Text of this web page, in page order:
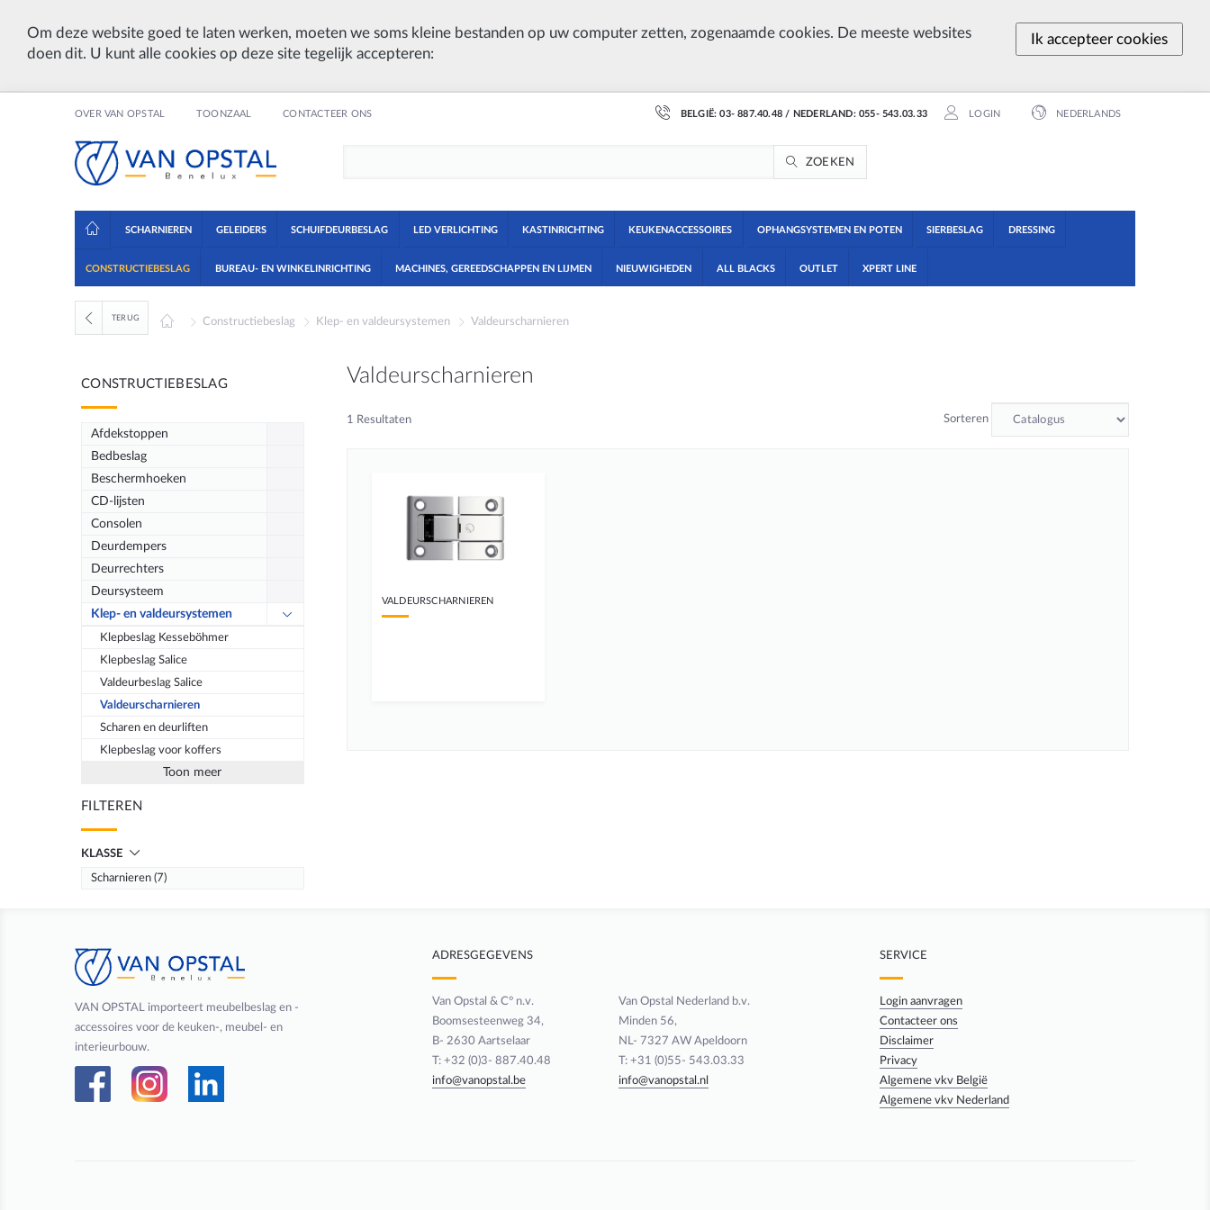
Ik accepteer cookies
Om deze website goed te laten werken, moeten we soms kleine bestanden op uw computer zetten, zogenaamde cookies. De meeste websites
doen dit. U kunt alle cookies op deze site tegelijk accepteren:
OVER VAN OPSTAL TOONZAAL CONTACTEER ONS BELGIË: 03- 887.40.48 / NEDERLAND: 055- 543.03.33 LOGIN NEDERLANDS
ZOEKEN
SCHARNIEREN GELEIDERS SCHUIFDEURBESLAG LED VERLICHTING KASTINRICHTING KEUKENACCESSOIRES OPHANGSYSTEMEN EN POTEN SIERBESLAG DRESSING
CONSTRUCTIEBESLAG BUREAU- EN WINKELINRICHTING MACHINES, GEREEDSCHAPPEN EN LIJMEN NIEUWIGHEDEN ALL BLACKS OUTLET XPERT LINE
TERUG Constructiebeslag Klep- en valdeursystemen Valdeurscharnieren
CONSTRUCTIEBESLAG
Afdekstoppen
Bedbeslag
Beschermhoeken
CD-lijsten
Consolen
Deurdempers
Deurrechters
Deursysteem
Klep- en valdeursystemen
Klepbeslag Kesseböhmer
Klepbeslag Salice
Valdeurbeslag Salice
Valdeurscharnieren
Scharen en deurliften
Klepbeslag voor koffers
Toon meer
FILTEREN
KLASSE
Scharnieren (7)
Valdeurscharnieren
1 Resultaten Sorteren
VALDEURSCHARNIEREN
VAN OPSTAL importeert meubelbeslag en -
accessoires voor de keuken-, meubel- en
interieurbouw.
ADRESGEGEVENS
Van Opstal & C° n.v.
Boomsesteenweg 34,
B- 2630 Aartselaar
T: +32 (0)3- 887.40.48
info@vanopstal.be
Van Opstal Nederland b.v.
Minden 56,
NL- 7327 AW Apeldoorn
T: +31 (0)55- 543.03.33
info@vanopstal.nl
SERVICE
Login aanvragen
Contacteer ons
Disclaimer
Privacy
Algemene vkv België
Algemene vkv Nederland